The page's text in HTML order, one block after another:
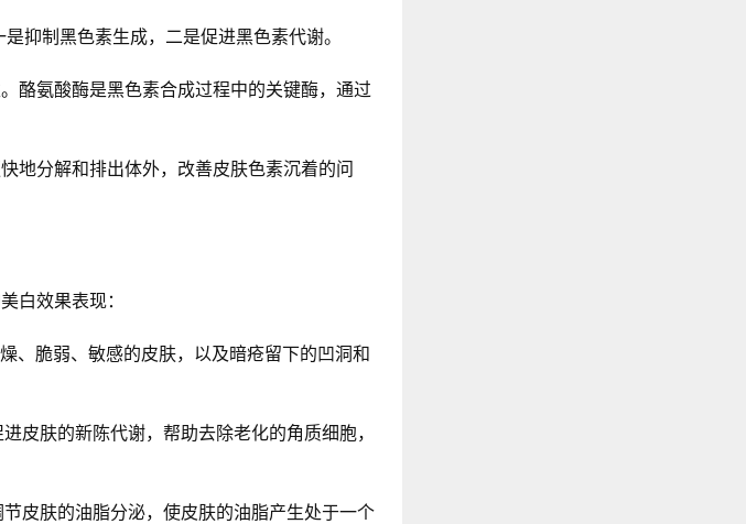
抑制黑色素生成，二是促进黑色素代谢。
酪氨酸酶是黑色素合成过程中的关键酶，通过
地分解和排出体外，改善皮肤色素沉着的问
白效果表现：
、脆弱、敏感的皮肤，以及暗疮留下的凹洞和
皮肤的新陈代谢，帮助去除老化的角质细胞，
皮肤的油脂分泌，使皮肤的油脂产生处于一个